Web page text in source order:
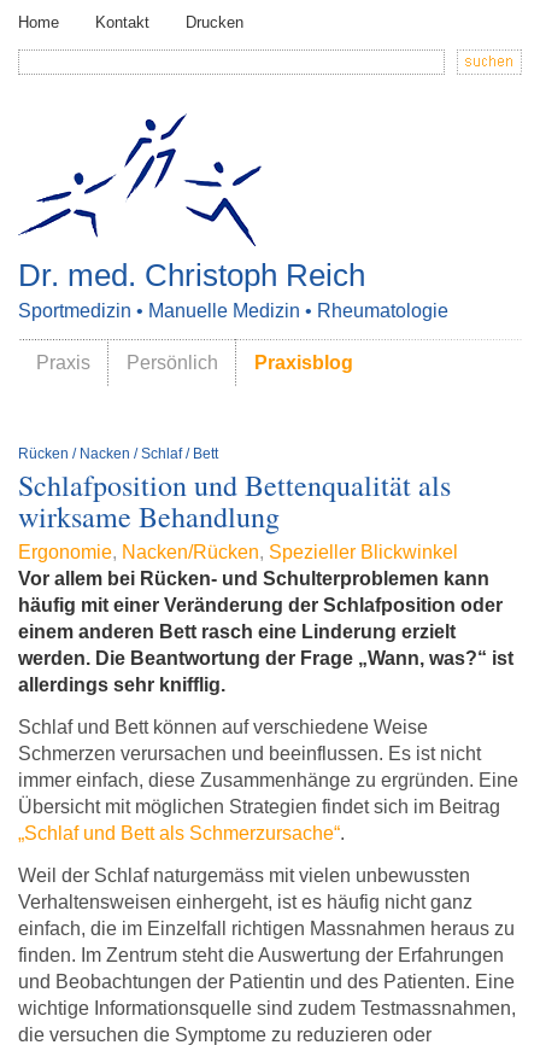
Home Kontakt Drucken
Dr. med. Christoph Reich
Sportmedizin • Manuelle Medizin • Rheumatologie
Praxis Persönlich Praxisblog
Rücken / Nacken / Schlaf / Bett
Schlafposition und Bettenqualität als
wirksame Behandlung
Ergonomie, Nacken/Rücken, Spezieller Blickwinkel
Vor allem bei Rücken- und Schulterproblemen kann
häufig mit einer Veränderung der Schlafposition oder
einem anderen Bett rasch eine Linderung erzielt
werden. Die Beantwortung der Frage „Wann, was?“ ist
allerdings sehr knifflig.
Schlaf und Bett können auf verschiedene Weise
Schmerzen verursachen und beeinflussen. Es ist nicht
immer einfach, diese Zusammenhänge zu ergründen. Eine
Übersicht mit möglichen Strategien findet sich im Beitrag
„Schlaf und Bett als Schmerzursache“.
Weil der Schlaf naturgemäss mit vielen unbewussten
Verhaltensweisen einhergeht, ist es häufig nicht ganz
einfach, die im Einzelfall richtigen Massnahmen heraus zu
finden. Im Zentrum steht die Auswertung der Erfahrungen
und Beobachtungen der Patientin und des Patienten. Eine
wichtige Informationsquelle sind zudem Testmassnahmen,
die versuchen die Symptome zu reduzieren oder